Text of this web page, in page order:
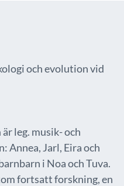
och evolution vid
leg. musik- och
Annea, Jarl, Eira och
i Noa och Tuva.
fortsatt forskning, en